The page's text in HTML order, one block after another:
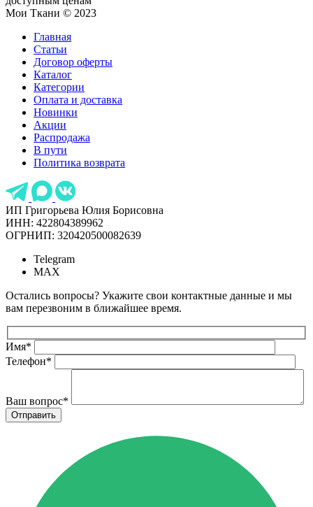
Мои Ткани © 2023
Главная
Статьи
Договор оферты
Каталог
Категории
Оплата и доставка
Новинки
Акции
Распродажа
В пути
Политика возврата
ИП Григорьева Юлия Борисовна
ИНН: 422804389962
ОГРНИП: 320420500082639
Telegram
MAX
Остались вопросы? Укажите свои контактные данные и мы
вам перезвоним в ближайшее время.
Имя*
Телефон*
Ваш вопрос*